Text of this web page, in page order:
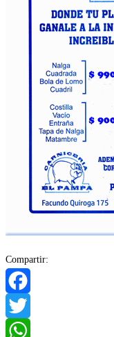
Compartir:
Facebook
Twitter